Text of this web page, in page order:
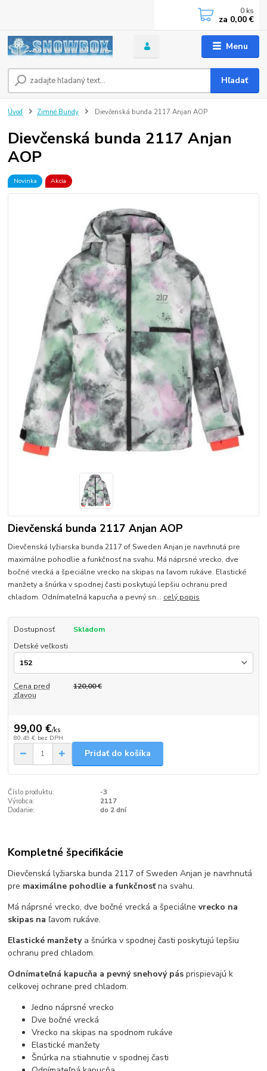
Menu
Hľadať
0 ks
za 0,00 €
Úvod Zimné Bundy Dievčenská bunda 2117 Anjan AOP
Dievčenská bunda 2117 Anjan
AOP
Novinka Akcia
Dievčenská bunda 2117 Anjan AOP
Dievčenská lyžiarska bunda 2117 of Sweden Anjan je navrhnutá pre
maximálne pohodlie a funkčnosť na svahu. Má náprsné vrecko, dve
bočné vrecká a špeciálne vrecko na skipas na ľavom rukáve. Elastické
manžety a šnúrka v spodnej časti poskytujú lepšiu ochranu pred
chladom. Odnímateľná kapucňa a pevný sn... celý popis
Dostupnosť
Skladom
Detské veľkosti
Cena pred
zľavou
120,00 €
99,00 €/ks
80,49 € bez DPH
Pridať do košíka
Číslo produktu:
-3
Výrobca:
2117
Dodanie:
do 2 dní
Kompletné špecifikácie
Dievčenská lyžiarska bunda 2117 of Sweden Anjan je navrhnutá
pre maximálne pohodlie a funkčnosťna svahu.
Má náprsné vrecko, dve bočné vrecká a špeciálnevrecko na
skipas na ľavom rukáve.
Elastické manžetya šnúrka v spodnej časti poskytujú lepšiu
ochranu pred chladom.
Odnímateľná kapucňa a pevný snehový pásprispievajú k
celkovej ochrane pred chladom.
Jedno náprsné vrecko
Dve bočné vrecká
Vrecko na skipas na spodnom rukáve
Elastické manžety
Šnúrka na stiahnutie v spodnej časti